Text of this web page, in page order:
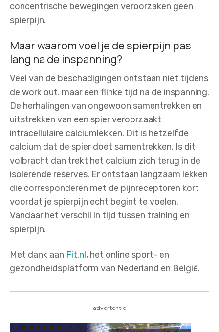
concentrische bewegingen veroorzaken geen
spierpijn.
Maar waarom voel je de spierpijn pas
lang na de inspanning?
Veel van de beschadigingen ontstaan niet tijdens
de work out, maar een flinke tijd na de inspanning.
De herhalingen van ongewoon samentrekken en
uitstrekken van een spier veroorzaakt
intracellulaire calciumlekken. Dit is hetzelfde
calcium dat de spier doet samentrekken. Is dit
volbracht dan trekt het calcium zich terug in de
isolerende reserves. Er ontstaan langzaam lekken
die corresponderen met de pijnreceptoren kort
voordat je spierpijn echt begint te voelen.
Vandaar het verschil in tijd tussen training en
spierpijn.
Met dank aan Fit.nl, het online sport- en
gezondheidsplatform van Nederland en België.
advertentie